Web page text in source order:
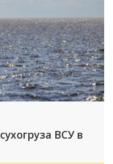
ВСУ в